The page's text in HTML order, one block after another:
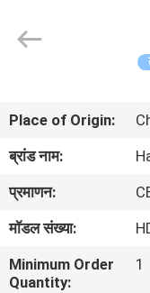
उत्पादों
वीडियो
वी.आर.
Place of Origin:
ब्रांड नाम:
प्रमाणन:
मॉडल संख्या:
Minimum Order
Quantity:
1